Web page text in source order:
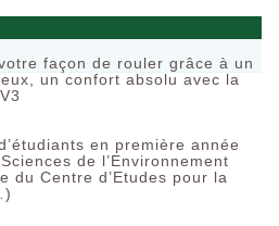
façon de rouler grâce à un
un confort absolu avec la
en première année
de l’Environnement
du Centre d’Etudes pour la